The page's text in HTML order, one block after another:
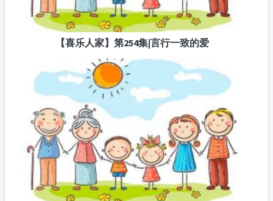
【喜乐人家】第254集|言行一致的爱